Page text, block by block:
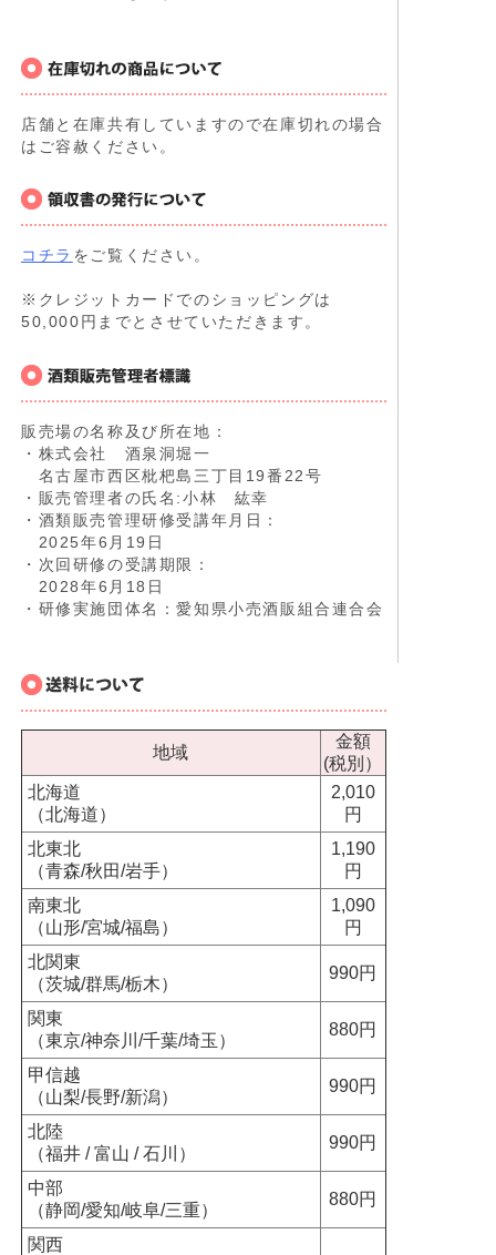
店舗と在庫共有していますので在庫切れの場合
はご容赦ください。
コチラ をご覧ください。
※クレジットカードでのショッピングは
50,000円までとさせていただきます。
販売場の名称及び所在地：
・株式会社 酒泉洞堀一
名古屋市西区枇杷島三丁目19番22号
・販売管理者の氏名:小林 紘幸
・酒類販売管理研修受講年月日：
2025年6月19日
・次回研修の受講期限：
2028年6月18日
・研修実施団体名：愛知県小売酒販組合連合会
地域
金額
(税別）
北海道
（北海道）
2,010
円
北東北
（青森/秋田/岩手）
1,190
円
南東北
（山形/宮城/福島）
1,090
円
北関東
（茨城/群馬/栃木）
990円
関東
（東京/神奈川/千葉/埼玉）
880円
甲信越
（山梨/長野/新潟）
990円
北陸
（福井 / 富山 / 石川）
990円
中部
（静岡/愛知/岐阜/三重）
880円
関西